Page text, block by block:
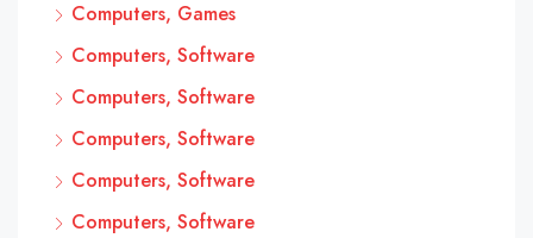
Computers, Games
Computers, Software
Computers, Software
Computers, Software
Computers, Software
Computers, Software